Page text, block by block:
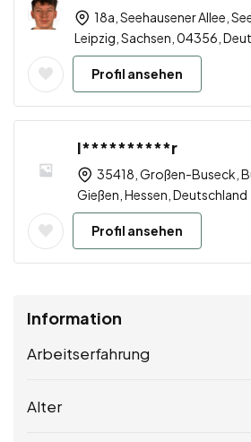
18a, Seehausener Allee,
Leipzig, Sachsen, 04356,
Profil ansehen
I**********r
35418, Großen-Buseck,
Gießen, Hessen, Deutschland
Profil ansehen
Information
Arbeitserfahrung
Alter